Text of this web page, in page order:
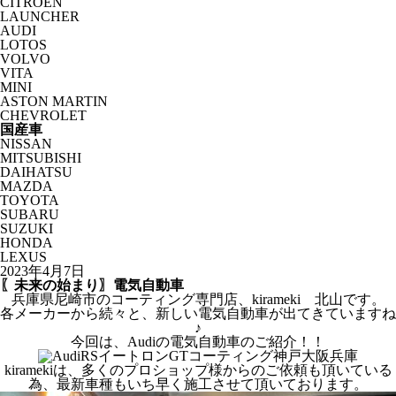
LAUNCHER
AUDI
LOTOS
VOLVO
VITA
MINI
ASTON MARTIN
CHEVROLET
国産車
NISSAN
MITSUBISHI
DAIHATSU
MAZDA
TOYOTA
SUBARU
SUZUKI
HONDA
LEXUS
2023年4月7日
〖未来の始まり〗電気自動車
兵庫県尼崎市のコーティング専門店、kirameki 北山です。
各メーカーから続々と、新しい電気自動車が出てきていますね
♪
今回は、Audiの電気自動車のご紹介！！
kiramekiは、多くのプロショップ様からのご依頼も頂いている
為、最新車種もいち早く施工させて頂いております。